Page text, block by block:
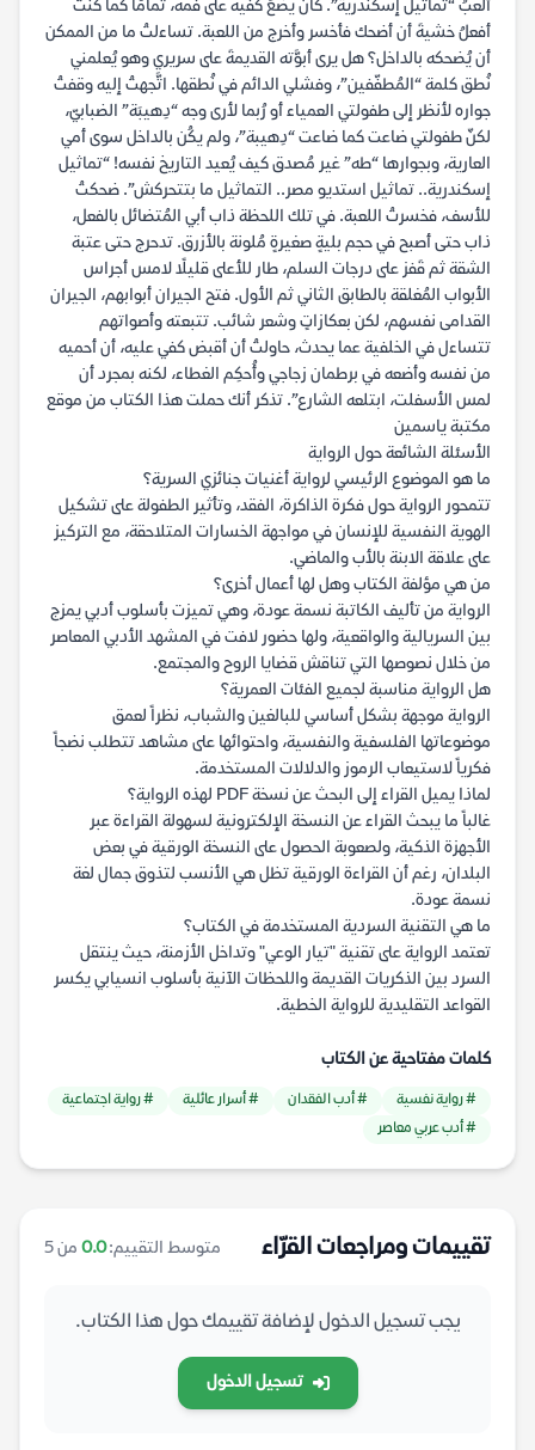
ألعبُ “تماثيل إسكندرية”. كان يضعُ كفَّيه على فمه، تمامًا كما كنتُ
أفعلُ خشيةَ أن أضحك فأخسر وأخرج من اللعبة. تساءلتُ ما من الممكن
أن يُضحكه بالداخل؟ هل يرى أبوَّته القديمةَ على سريري وهو يُعلمني
نُطق كلمة “المُطفّفين”، وفشلي الدائم في نُطقها. اتَّجهتُ إليه وقفتُ
جواره لأنظر إلى طفولتي العمياء أو رُبما لأرى وجه “دِهيبَة” الضبابيّ،
لكنّ طفولتي ضاعت كما ضاعت “دِهيبة”، ولم يكُن بالداخل سوى أمي
العارية، وبجوارها “طه” غير مُصدق كيف يُعيد التاريخ نفسه! “تماثيل
إسكندرية.. تماثيل استديو مصر.. التماثيل ما بتتحركش”. ضحكتُ
للأسف، فخسرتُ اللعبة. في تلك اللحظة ذاب أبي المُتضائل بالفعل،
ذاب حتى أصبح في حجم بليةٍ صغيرةٍ مُلونة بالأزرق. تدحرج حتى عتبة
الشقة ثم قَفز على درجات السلم، طار للأعلى قليلًا لامس أجراس
الأبواب المُغلقة بالطابق الثاني ثم الأول. فتح الجيران أبوابهم، الجيران
القدامى نفسهم، لكن بعكازاتٍ وشعر شائب. تتبعته وأصواتهم
تتساءل في الخلفية عما يحدث، حاولتُ أن أقبض كفي عليه، أن أحميه
من نفسه وأضعه في برطمان زجاجي وأُحكِم الغطاء، لكنه بمجرد أن
لمس الأسفلت، ابتلعه الشارع”. تذكر أنك حملت هذا الكتاب من موقع
مكتبة ياسمين
الأسئلة الشائعة حول الرواية
ما هو الموضوع الرئيسي لرواية أغنيات جنائزي السرية؟
تتمحور الرواية حول فكرة الذاكرة، الفقد، وتأثير الطفولة على تشكيل
الهوية النفسية للإنسان في مواجهة الخسارات المتلاحقة، مع التركيز
على علاقة الابنة بالأب والماضي.
من هي مؤلفة الكتاب وهل لها أعمال أخرى؟
الرواية من تأليف الكاتبة نسمة عودة، وهي تميزت بأسلوب أدبي يمزج
بين السريالية والواقعية، ولها حضور لافت في المشهد الأدبي المعاصر
من خلال نصوصها التي تناقش قضايا الروح والمجتمع.
هل الرواية مناسبة لجميع الفئات العمرية؟
الرواية موجهة بشكل أساسي للبالغين والشباب، نظراً لعمق
موضوعاتها الفلسفية والنفسية، واحتوائها على مشاهد تتطلب نضجاً
فكرياً لاستيعاب الرموز والدلالات المستخدمة.
لماذا يميل القراء إلى البحث عن نسخة PDF لهذه الرواية؟
غالباً ما يبحث القراء عن النسخة الإلكترونية لسهولة القراءة عبر
الأجهزة الذكية، ولصعوبة الحصول على النسخة الورقية في بعض
البلدان، رغم أن القراءة الورقية تظل هي الأنسب لتذوق جمال لغة
نسمة عودة.
ما هي التقنية السردية المستخدمة في الكتاب؟
تعتمد الرواية على تقنية "تيار الوعي" وتداخل الأزمنة، حيث ينتقل
السرد بين الذكريات القديمة واللحظات الآنية بأسلوب انسيابي يكسر
القواعد التقليدية للرواية الخطية.
كلمات مفتاحية عن الكتاب
# رواية نفسية # أدب الفقدان # أسرار عائلية
# رواية اجتماعية
# أدب عربي معاصر
تقييمات ومراجعات القرّاء متوسط التقييم:0.0 من 5
يجب تسجيل الدخول لإضافة تقييمك حول هذا الكتاب.
تسجيل الدخول